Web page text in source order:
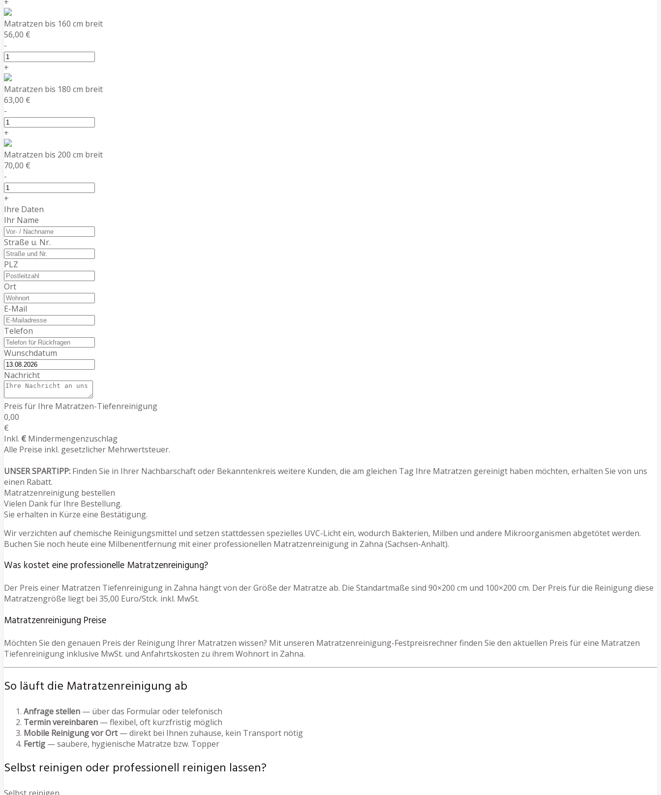
Matratzen bis 160 cm breit
56,00 €
-
+
Matratzen bis 180 cm breit
63,00 €
-
+
Matratzen bis 200 cm breit
70,00 €
-
+
Ihre Daten
Ihr Name
Straße u. Nr.
PLZ
Ort
E-Mail
Telefon
Wunschdatum
Nachricht
Preis für Ihre Matratzen-Tiefenreinigung
0,00
€
Inkl. € Mindermengenzuschlag
Alle Preise inkl. gesetzlicher Mehrwertsteuer.
UNSER SPARTIPP: Finden Sie in Ihrer Nachbarschaft oder Bekanntenkreis weitere Kunden, die am gleichen Tag Ihre Matratzen gereinigt haben möchten, erhalten Sie von uns
einen Rabatt.
Matratzenreinigung bestellen
Vielen Dank für Ihre Bestellung.
Sie erhalten in Kürze eine Bestätigung.
Wir verzichten auf chemische Reinigungsmittel und setzen stattdessen spezielles UVC-Licht ein, wodurch Bakterien, Milben und andere Mikroorganismen abgetötet werden.
Buchen Sie noch heute eine Milbenentfernung mit einer professionellen Matratzenreinigung in Zahna (Sachsen-Anhalt).
Was kostet eine professionelle Matratzenreinigung?
Der Preis einer Matratzen Tiefenreinigung in Zahna hängt von der Größe der Matratze ab. Die Standartmaße sind 90×200 cm und 100×200 cm. Der Preis für die Reinigung diese
Matratzengröße liegt bei 35,00 Euro/Stck. inkl. MwSt.
Matratzenreinigung Preise
Möchten Sie den genauen Preis der Reinigung Ihrer Matratzen wissen? Mit unseren Matratzenreinigung-Festpreisrechner finden Sie den aktuellen Preis für eine Matratzen
Tiefenreinigung inklusive MwSt. und Anfahrtskosten zu ihrem Wohnort in Zahna.
So läuft die Matratzenreinigung ab
Anfrage stellen — über das Formular oder telefonisch
Termin vereinbaren — flexibel, oft kurzfristig möglich
Mobile Reinigung vor Ort— direkt bei Ihnen zuhause, kein Transport nötig
Fertig — saubere, hygienische Matratze bzw. Topper
Selbst reinigen oder professionell reinigen lassen?